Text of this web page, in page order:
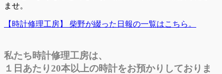
ませ。
【時計修理工房】 柴野が綴った日報の一覧はこちら。
私たち時計修理工房は、
１日あたり20本以上の時計をお預かりしておりま